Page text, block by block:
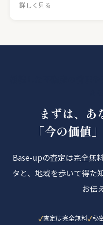
詳しく見る
まずは、あ
「今の価値
Base-upの査定は完全無
タと、地域を歩いて得た
お伝
査定は完全無料 秘